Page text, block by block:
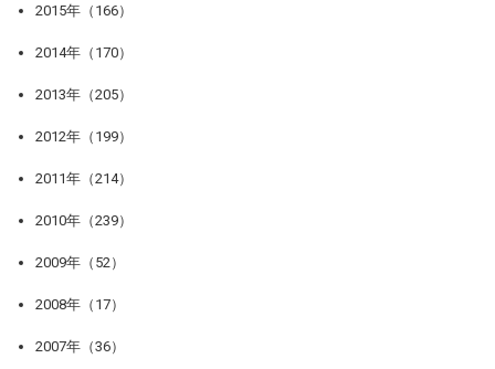
2015年（166）
2014年（170）
2013年（205）
2012年（199）
2011年（214）
2010年（239）
2009年（52）
2008年（17）
2007年（36）